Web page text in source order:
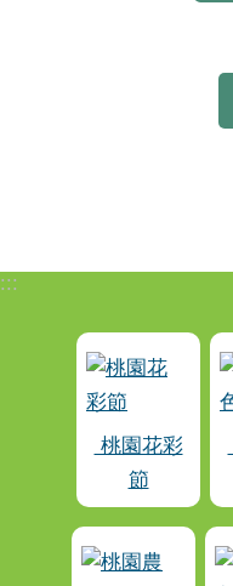
:::
桃園花彩
節